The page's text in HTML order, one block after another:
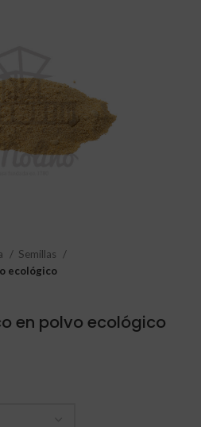
Semillas
ecológico
en polvo ecológico